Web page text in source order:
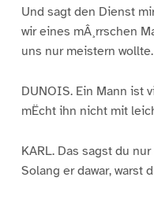
Und sagt den Dienst
wir eines mÂ¸rrschen
uns nur meistern wollte.
DUNOIS. Ein Mann ist
mËcht ihn nicht mit
KARL. Das sagst du
Solang er dawar, warst